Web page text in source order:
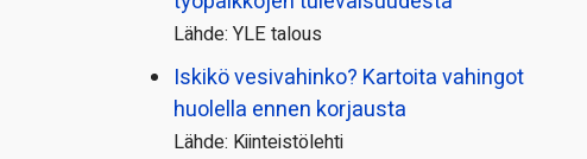
Lähde: YLE talous
Iskikö vesivahinko? Kartoita vahingot
huolella ennen korjausta
Lähde: Kiinteistölehti